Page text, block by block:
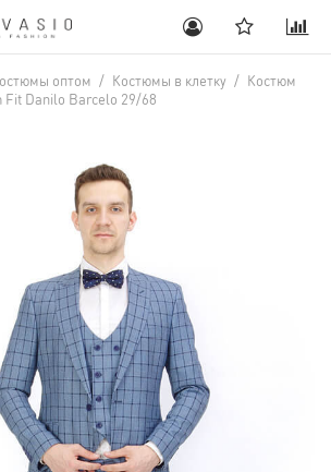
оптом / Костюмы в клетку / Костюм
Fit Danilo Barcelo 29/68